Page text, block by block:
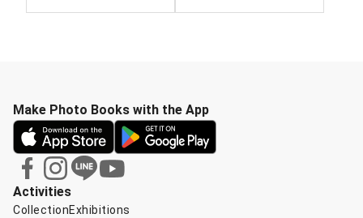
Activities
CollectionExhibitions
Make Photo Books with the App